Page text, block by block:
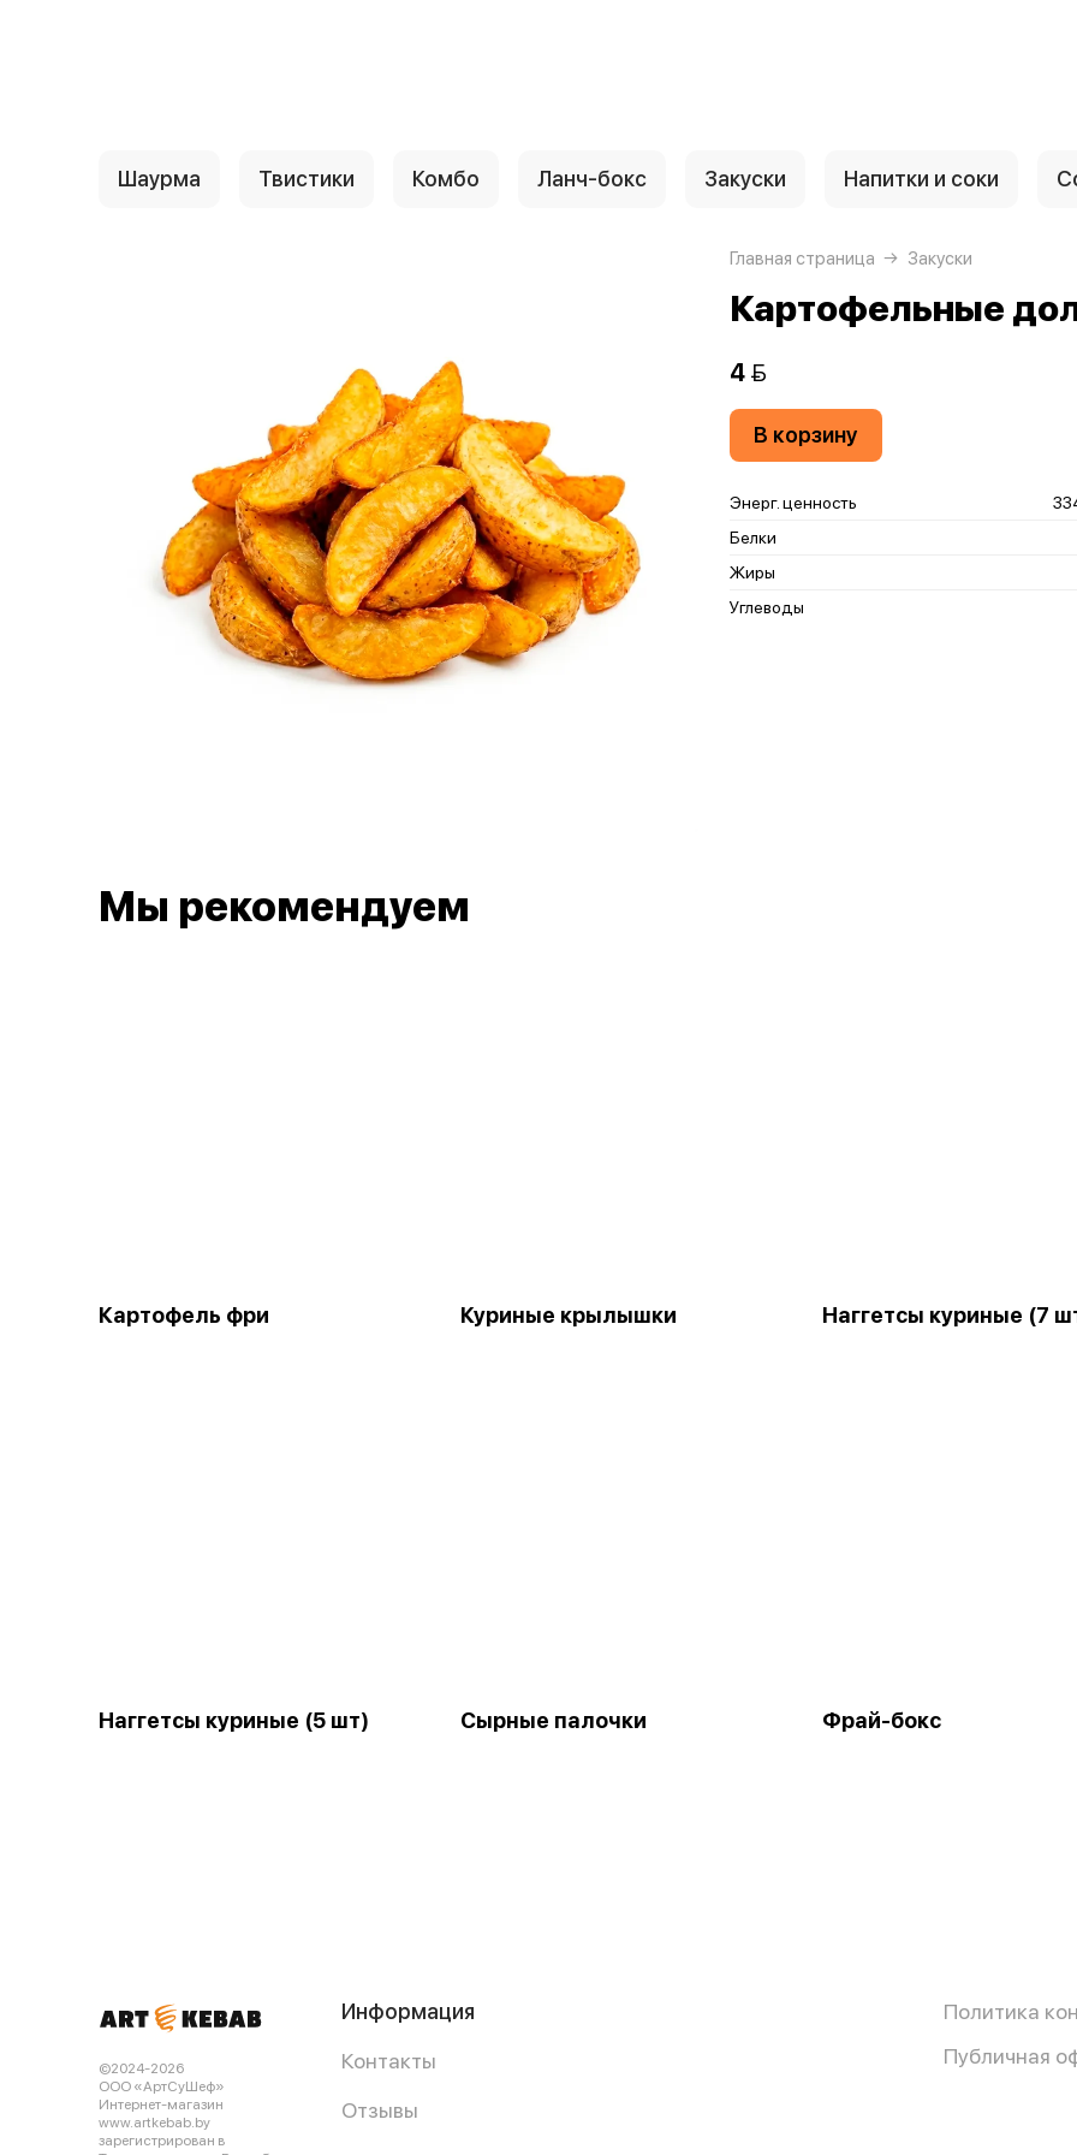
Шаурма Твистики Комбо Ланч-бокс Закуски Напитки и соки
Главная страница Закуски
Картофельные
4 
В корзину
Энерг. ценность
Белки
Жиры
Углеводы
Мы рекомендуем
Картофель фри Куриные крылышки Наггетсы куриные (7
Наггетсы куриные (5 шт) Сырные палочки Фрай-бокс
©2024-2026
ООО «АртСуШеф»
Интернет-магазин
www.artkebab.by
зарегистрирован в
Информация
Контакты
Отзывы
Политика
Публичная